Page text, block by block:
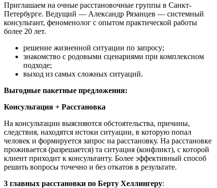
Приглашаем на очные расстановочные группы в Санкт-
Петербурге. Ведущий — Александр Рязанцев — системный
консультант, феноменолог с опытом практической работы
более 20 лет.
решение жизненной ситуации по запросу;
знакомство с родовыми сценариями при комплексном
подходе;
выход из самых сложных ситуаций.
Выгодные пакетные предложения:
Консультация + Расстановка
На консультации выясняются обстоятельства, причины,
следствия, находятся истоки ситуации, в которую попал
человек и формируется запрос на расстановку. На расстановке
проживается (разрешается) та ситуация (конфликт), с которой
клиент приходит к консультанту. Более эффективный способ
решить вопросы точечно и без откатов в результате.
3 главных расстановки по Берту Хеллингеру: